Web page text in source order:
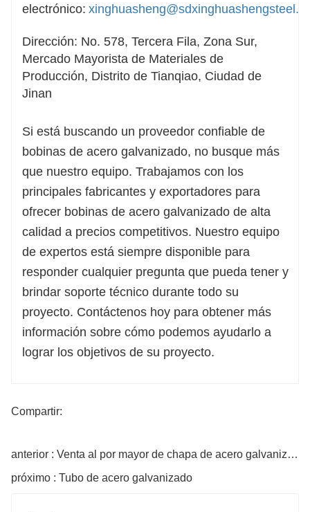
electrónico:
Dirección: No. 578, Tercera Fila, Zona Sur,
Mercado Mayorista de Materiales de
Producción, Distrito de Tianqiao, Ciudad de
Jinan
Si está buscando un proveedor confiable de
bobinas de acero galvanizado, no busque más
que nuestro equipo. Trabajamos con los
principales fabricantes y exportadores para
ofrecer bobinas de acero galvanizado de alta
calidad a precios competitivos. Nuestro equipo
de expertos está siempre disponible para
responder cualquier pregunta que pueda tener y
brindar soporte técnico durante todo su
proyecto. Contáctenos hoy para obtener más
información sobre cómo podemos ayudarlo a
lograr los objetivos de su proyecto.
Compartir:
anterior : Venta al por mayor de chapa de acero galvanizado
próximo : Tubo de acero galvanizado